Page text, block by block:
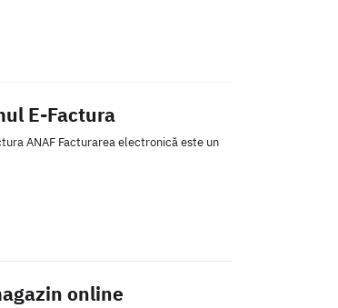
E-Factura
ANAF Facturarea electronică este un
online